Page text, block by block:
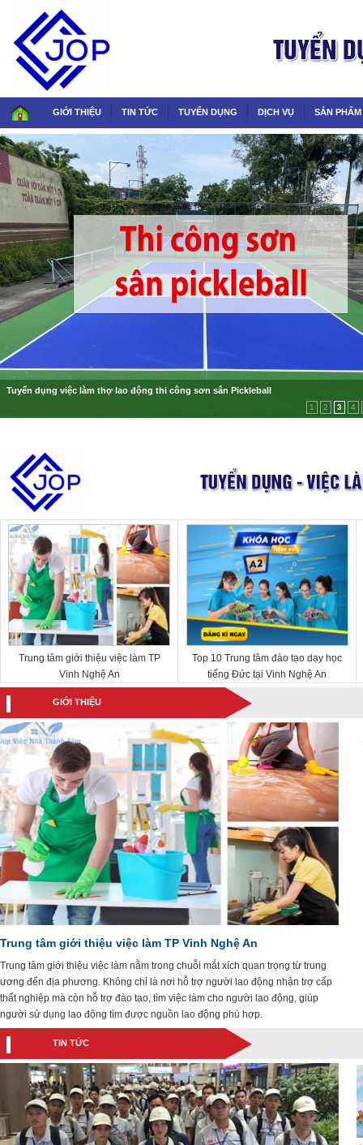
GIỚI THIỆU TIN TỨC TUYỂN DỤNG DỊCH VỤ SẢN PHẨM
1 2 3 4
Tuyển dụng việc làm thợ lao động thi công sơn sân Pickleball
Trung tâm giới thiệu việc làm TP
Vinh Nghệ An
Top 10 Trung tâm đào tạo dạy học
tiếng Đức tại Vinh Nghệ An
GIỚI THIỆU
Trung tâm giới thiệu việc làm TP Vinh Nghệ An
Trung tâm giới thiệu việc làm nằm trong chuỗi mắt xích quan trọng từ trung
ương đến địa phương. Không chỉ là nơi hỗ trợ người lao động nhận trợ cấp
thất nghiệp mà còn hỗ trợ đào tạo, tìm việc làm cho người lao động, giúp
người sử dụng lao động tìm được nguồn lao động phù hợp.
TIN TỨC